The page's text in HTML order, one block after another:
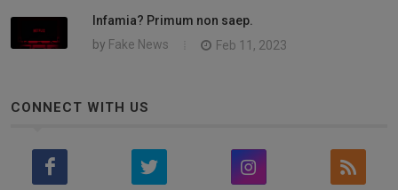
Infamia? Primum non saep.
by Fake News Feb 11, 2023
CONNECT WITH US